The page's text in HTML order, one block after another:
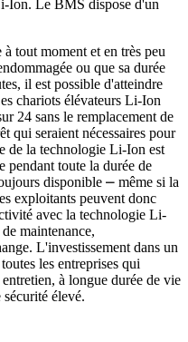
Ion. Le BMS dispose d'un
tout moment et en très peu
ou que sa durée
il est possible d'atteindre
chariots élévateurs Li-Ion
24 sans le remplacement de
qui seraient nécessaires pour
de la technologie Li-Ion est
pendant toute la durée de
disponible ⎼ même si la
exploitants peuvent donc
avec la technologie Li-
maintenance,
L'investissement dans un
les entreprises qui
à longue durée de vie
élevé.